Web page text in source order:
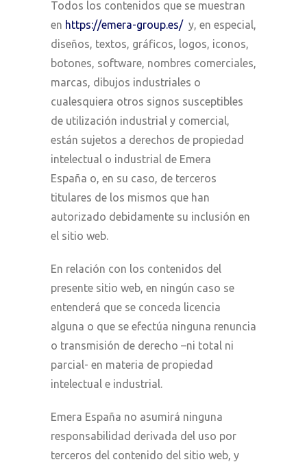
Todos los contenidos que se muestran
en https://emera-group.es/ y, en especial,
diseños, textos, gráficos, logos, iconos,
botones, software, nombres comerciales,
marcas, dibujos industriales o
cualesquiera otros signos susceptibles
de utilización industrial y comercial,
están sujetos a derechos de propiedad
intelectual o industrial de Emera
España o, en su caso, de terceros
titulares de los mismos que han
autorizado debidamente su inclusión en
el sitio web.
En relación con los contenidos del
presente sitio web, en ningún caso se
entenderá que se conceda licencia
alguna o que se efectúa ninguna renuncia
o transmisión de derecho –ni total ni
parcial- en materia de propiedad
intelectual e industrial.
Emera España no asumirá ninguna
responsabilidad derivada del uso por
terceros del contenido del sitio web, y